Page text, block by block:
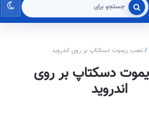
جستجو
برای
/ نصب ریموت دسکتاپ بر روی اندروید
دسکتاپ بر روی
اندروید